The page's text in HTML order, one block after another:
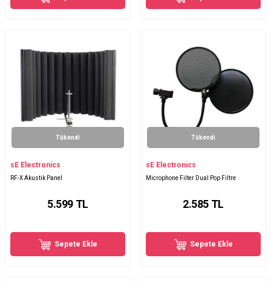
Tükendi
sE Electronics
RF-X Akustik Panel
5.599 TL
Sepete Ekle
Tükendi
sE Electronics
Microphone Filter Dual Pop Filtre
2.585 TL
Sepete Ekle